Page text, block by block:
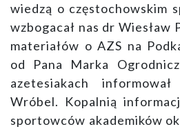
wiedzą o częstochowskim
wzbogacał nas dr Wiesław
materiałów o AZS na
od Pana Marka
azetesiakach
Wróbel. Kopalnią
sportowców akademików